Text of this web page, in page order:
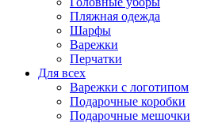
Пляжная одежда
Шарфы
Варежки
Перчатки
Для всех
Варежки с логотипом
Подарочные коробки
Подарочные мешочки